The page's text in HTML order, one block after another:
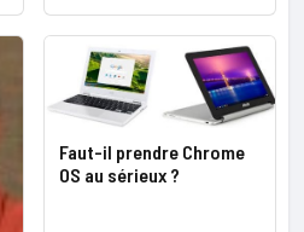
Faut-il prendre Chrome
OS au sérieux ?